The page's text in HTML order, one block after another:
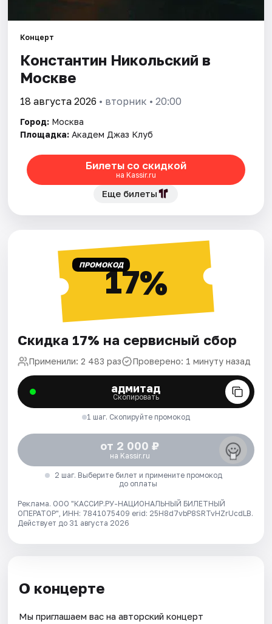
Концерт
Константин Никольский в
Москве
18 августа 2026 • вторник • 20:00
Город: Москва
Площадка: Академ Джаз Клуб
Билеты со скидкой
на Kassir.ru
Еще билеты
ПРОМОКОД17%
Скидка 17% на сервисный сбор
Применили: 2 483 раз Проверено: 1 минуту назад
адмитад
Скопировать
1 шаг. Скопируйте промокод
от 2 000 ₽
на Kassir.ru
2 шаг. Выберите билет и примените промокод
до оплаты
Реклама. ООО "КАССИР.РУ-НАЦИОНАЛЬНЫЙ БИЛЕТНЫЙ
ОПЕРАТОР", ИНН: 7841075409 erid: 25H8d7vbP8SRTvHZrUcdLB.
Действует до 31 августа 2026
О концерте
Мы приглашаем вас на авторский концерт